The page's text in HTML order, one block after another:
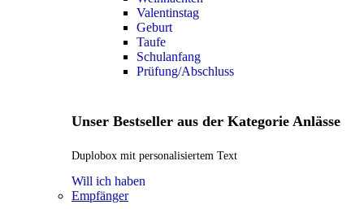
Valentinstag
Geburt
Taufe
Schulanfang
Prüfung/Abschluss
Unser Bestseller aus der Kategorie Anlässe
Duplobox mit personalisiertem Text
Will ich haben
Empfänger